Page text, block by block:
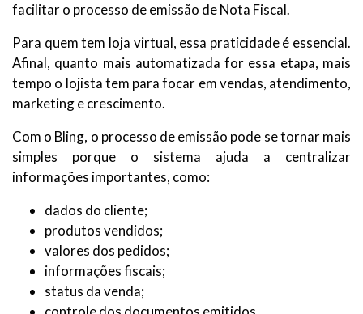
facilitar o processo de emissão de Nota Fiscal.
Para quem tem loja virtual, essa praticidade é essencial.
Afinal, quanto mais automatizada for essa etapa, mais
tempo o lojista tem para focar em vendas, atendimento,
marketing e crescimento.
Com o Bling, o processo de emissão pode se tornar mais
simples porque o sistema ajuda a centralizar
informações importantes, como:
dados do cliente;
produtos vendidos;
valores dos pedidos;
informações fiscais;
status da venda;